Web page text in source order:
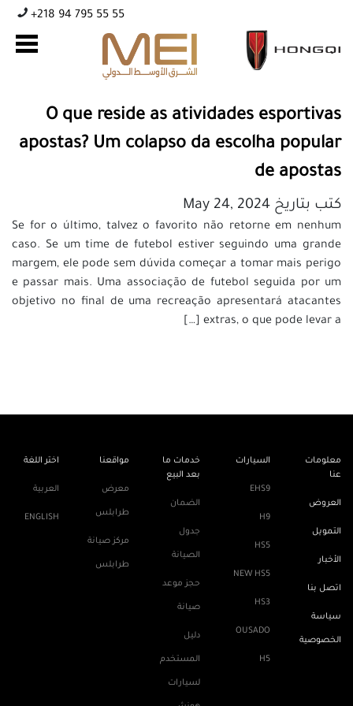
+218 94 795 55 55
O que reside as atividades esportivas
apostas? Um colapso da escolha popular
de apostas
كتب بتاريخ May 24, 2024
Se for o último, talvez o favorito não retorne em nenhum
caso. Se um time de futebol estiver seguindo uma grande
margem, ele pode sem dúvida começar a tomar mais perigo
e passar mais. Uma associação de futebol seguida por um
objetivo no final de uma recreação apresentará atacantes
extras, o que pode levar a […]
معلومات
عنا
العروض
التمويل
الأخبار
اتصل بنا
سياسة
الخصوصية
السيارات
EHS9
H9
HS5
NEW HS5
HS3
OUSADO
H5
خدمات ما
بعد البيع
الضمان
جدول
الصيانة
حجز موعد
صيانة
دليل
المستخدم
لسيارات
مواقعنا
معرض
طرابلس
مركز صيانة
طرابلس
اختر اللغة
العربية
ENGLISH